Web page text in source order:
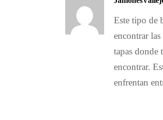
Este tipo de
encontrar
tapas donde
encontrar.
enfrentan